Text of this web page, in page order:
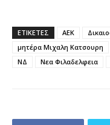
ΕΤΙΚΕΤΕΣ ΑΕΚ
μητέρα Μιχαλη Κατσουρη
ΝΔ
Νεα Φιλαδελφεια